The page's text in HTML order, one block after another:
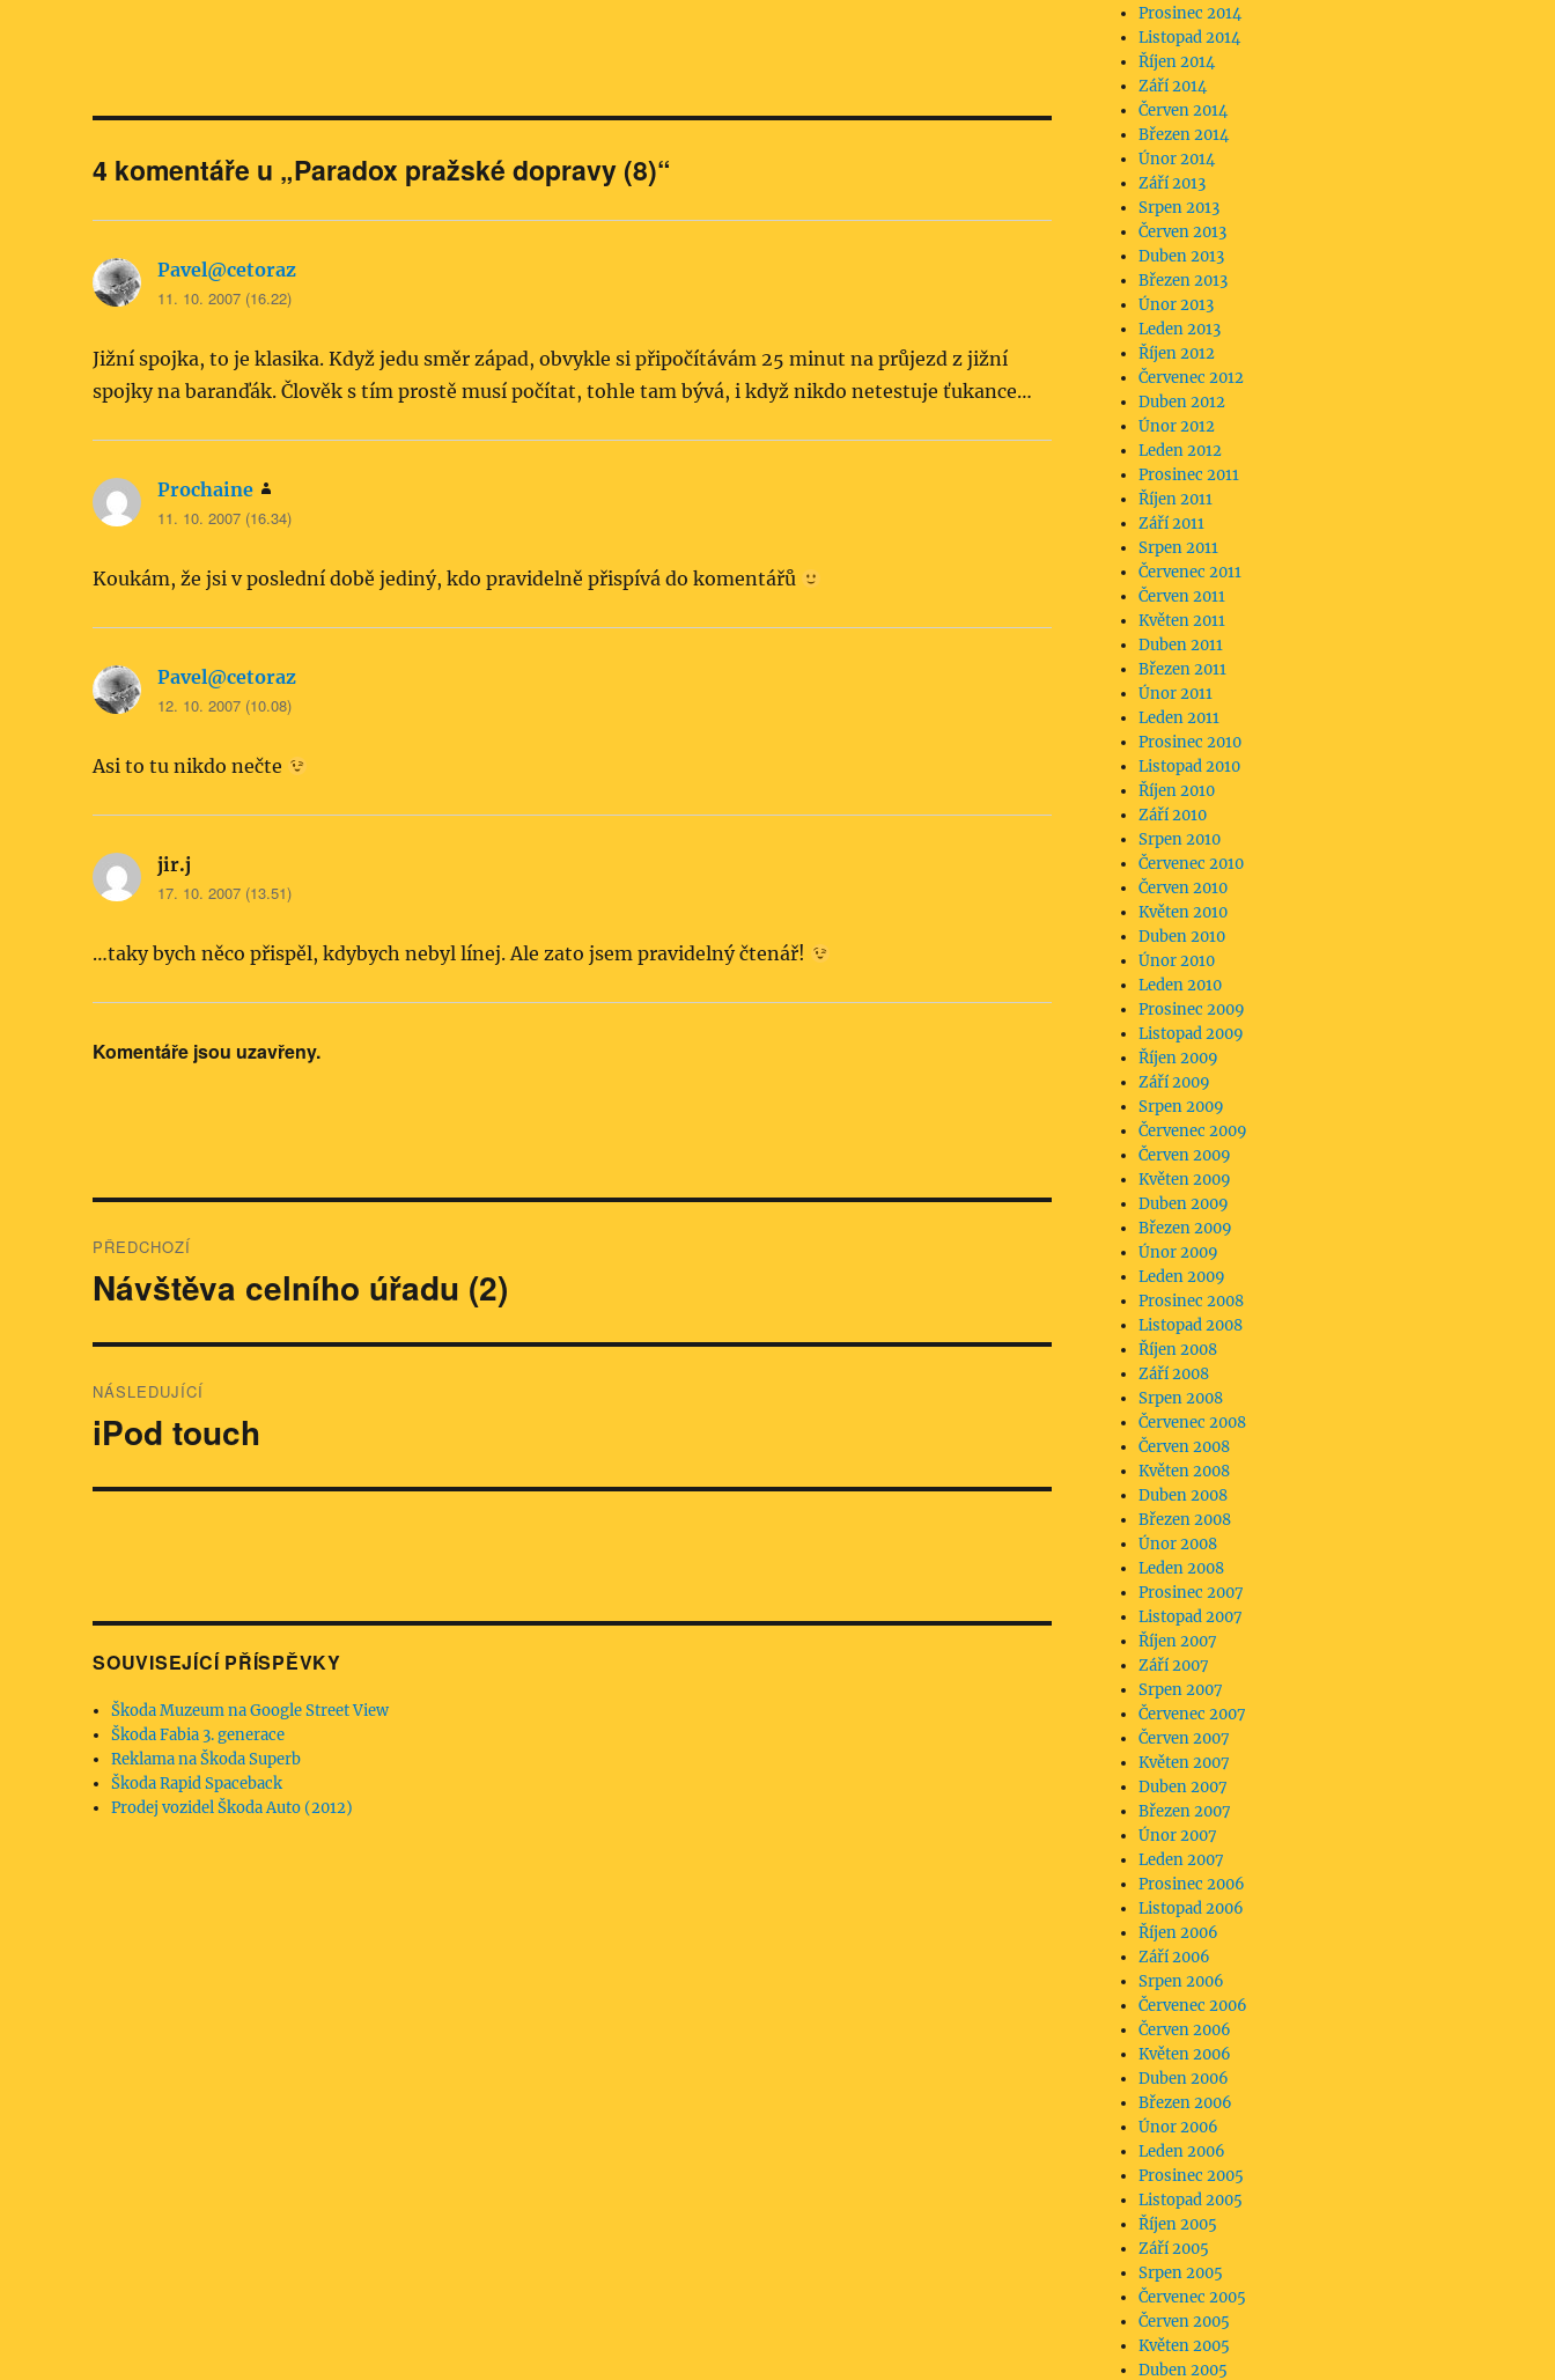
4 komentáře u „Paradox pražské dopravy (8)“
Pavel@cetoraz
11. 10. 2007 (16.22)
Jižní spojka, to je klasika. Když jedu směr západ, obvykle si připočítávám 25 minut na průjezd z jižní
spojky na baranďák. Člověk s tím prostě musí počítat, tohle tam bývá, i když nikdo netestuje ťukance…
Prochaine
11. 10. 2007 (16.34)
Koukám, že jsi v poslední době jediný, kdo pravidelně přispívá do komentářů
Pavel@cetoraz
12. 10. 2007 (10.08)
Asi to tu nikdo nečte
jir.j
17. 10. 2007 (13.51)
…taky bych něco přispěl, kdybych nebyl línej. Ale zato jsem pravidelný čtenář!
Komentáře jsou uzavřeny.
pro
PŘEDCHOZÍ
Předchozí
Návštěva celního úřadu (2)
NÁSLEDUJÍCÍ
Následující
iPod touch
SOUVISEJÍCÍ PŘÍSPĚVKY
Škoda Muzeum na Google Street View
Škoda Fabia 3. generace
Reklama na Škoda Superb
Škoda Rapid Spaceback
Prodej vozidel Škoda Auto (2012)
Prosinec 2014
Listopad 2014
Říjen 2014
Září 2014
Červen 2014
Březen 2014
Únor 2014
Září 2013
Srpen 2013
Červen 2013
Duben 2013
Březen 2013
Únor 2013
Leden 2013
Říjen 2012
Červenec 2012
Duben 2012
Únor 2012
Leden 2012
Prosinec 2011
Říjen 2011
Září 2011
Srpen 2011
Červenec 2011
Červen 2011
Květen 2011
Duben 2011
Březen 2011
Únor 2011
Leden 2011
Prosinec 2010
Listopad 2010
Říjen 2010
Září 2010
Srpen 2010
Červenec 2010
Červen 2010
Květen 2010
Duben 2010
Únor 2010
Leden 2010
Prosinec 2009
Listopad 2009
Říjen 2009
Září 2009
Srpen 2009
Červenec 2009
Červen 2009
Květen 2009
Duben 2009
Březen 2009
Únor 2009
Leden 2009
Prosinec 2008
Listopad 2008
Říjen 2008
Září 2008
Srpen 2008
Červenec 2008
Červen 2008
Květen 2008
Duben 2008
Březen 2008
Únor 2008
Leden 2008
Prosinec 2007
Listopad 2007
Říjen 2007
Září 2007
Srpen 2007
Červenec 2007
Červen 2007
Květen 2007
Duben 2007
Březen 2007
Únor 2007
Leden 2007
Prosinec 2006
Listopad 2006
Říjen 2006
Září 2006
Srpen 2006
Červenec 2006
Červen 2006
Květen 2006
Duben 2006
Březen 2006
Únor 2006
Leden 2006
Prosinec 2005
Listopad 2005
Říjen 2005
Září 2005
Srpen 2005
Červenec 2005
Červen 2005
Květen 2005
Duben 2005